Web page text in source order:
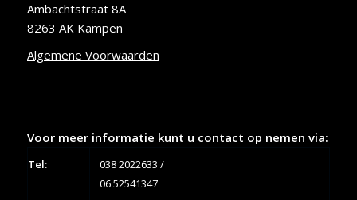
Ambachtstraat 8A
8263 AK Kampen
Algemene Voorwaarden
Voor meer informatie kunt u contact op nemen via:
Tel: 038 2022633 /
06 52541347